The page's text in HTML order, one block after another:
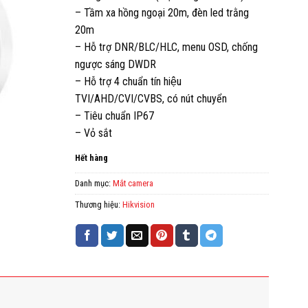
– Tầm xa hồng ngoại 20m, đèn led trằng
20m
– Hỗ trợ DNR/BLC/HLC, menu OSD, chống
ngược sáng DWDR
– Hỗ trợ 4 chuẩn tín hiệu
TVI/AHD/CVI/CVBS, có nút chuyển
– Tiêu chuẩn IP67
– Vỏ sắt
Hết hàng
Danh mục: Mắt camera
Thương hiệu: Hikvision